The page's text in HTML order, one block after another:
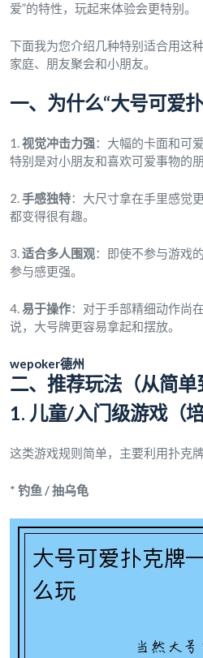
爱”的特性，玩起来体验会更特别。
下面我为您介绍几种特别适合用这
家庭、朋友聚会和小朋友。
一、为什么“大号可爱
1.视觉冲击力强：大幅的卡面和可
特别是对小朋友和喜欢可爱事物的朋
2.手感独特：大尺寸拿在手里感觉
都变得很有趣。
3.适合多人围观：即使不参与游戏
参与感更强。
4.易于操作：对于手部精细动作尚
说，大号牌更容易拿起和摆放。
wepoker德州
二、推荐玩法（从简单
1. 儿童/入门级游戏（
这类游戏规则简单，主要利用扑克
* 钓鱼 / 抽乌龟